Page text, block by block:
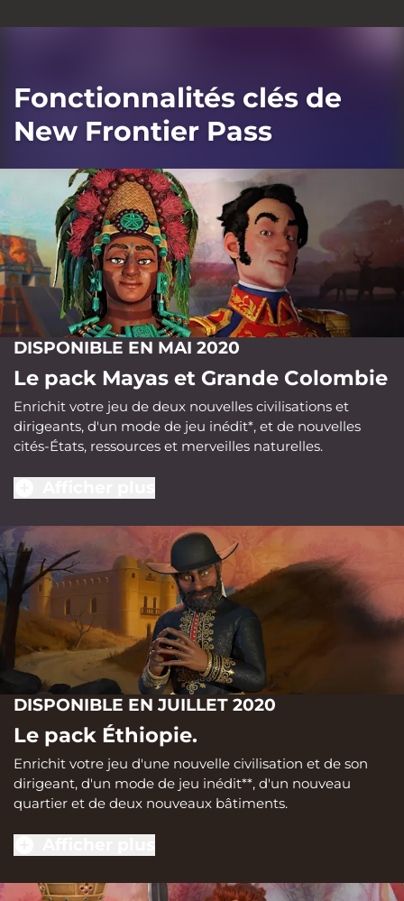
Fonctionnalités clés de
New Frontier Pass
DISPONIBLE EN MAI 2020
Le pack Mayas et Grande Colombie
Enrichit votre jeu de deux nouvelles civilisations et
dirigeants, d'un mode de jeu inédit*, et de nouvelles
cités-États, ressources et merveilles naturelles.
DISPONIBLE EN JUILLET 2020
Le pack Éthiopie.
Enrichit votre jeu d'une nouvelle civilisation et de son
dirigeant, d'un mode de jeu inédit**, d'un nouveau
quartier et de deux nouveaux bâtiments.